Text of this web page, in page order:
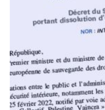
roues
»
Palestine
Vaincra
est
légale